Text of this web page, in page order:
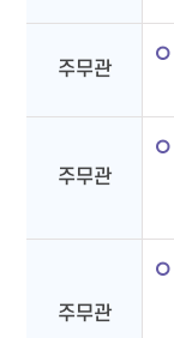
주무관
주무관
주무관